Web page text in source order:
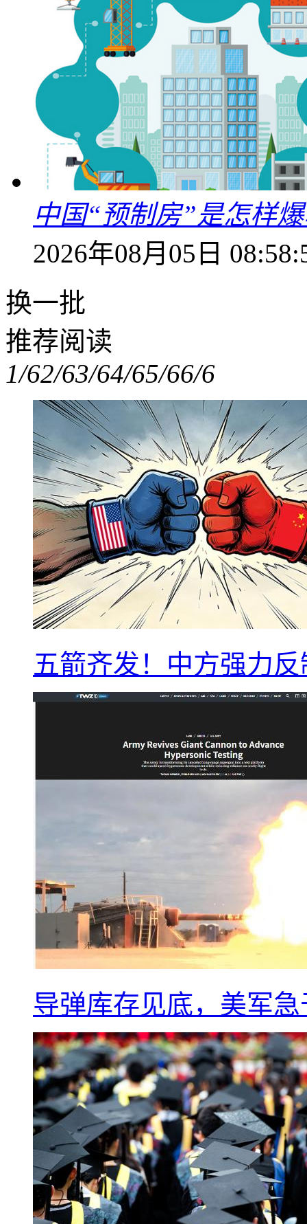
中国“预制房”是怎样
2026年08月05日
换一批
推荐阅读
1/62/63/64/65/66/6
五箭齐发！中方强力
导弹库存见底，美军